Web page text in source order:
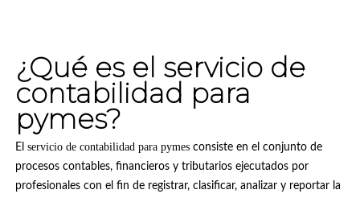
¿Qué es el servicio de
contabilidad para
pymes?
El servicio de contabilidad para pymesconsiste en el conjunto de
procesos contables, financieros y tributarios ejecutados por
profesionales con el fin de registrar, clasificar, analizar y reportar la